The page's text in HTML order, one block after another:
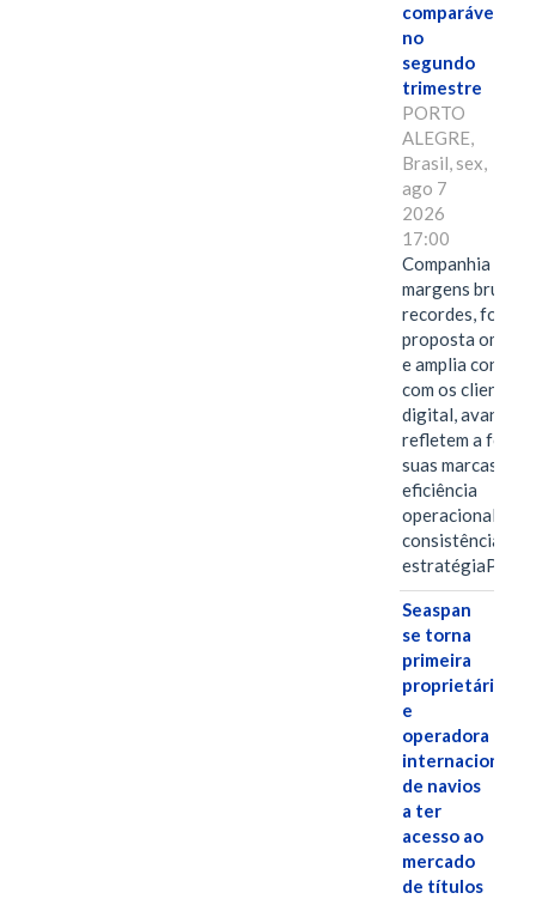
comparável,
no
segundo
trimestre
PORTO
ALEGRE,
Brasil, sex,
ago 7
2026
17:00
Companhia
margens brutas
recordes,
proposta
e amplia
com os clientes
digital, avanços
refletem a força
suas marcas, a
eficiência
operacional e a
consistência de
Seaspan
se torna
primeira
proprietária
e
operadora
internacional
de navios
a ter
acesso ao
mercado
de títulos